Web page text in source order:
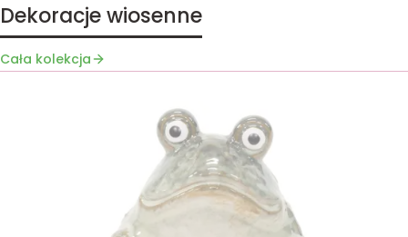
Dekoracje wiosenne
Cała kolekcja